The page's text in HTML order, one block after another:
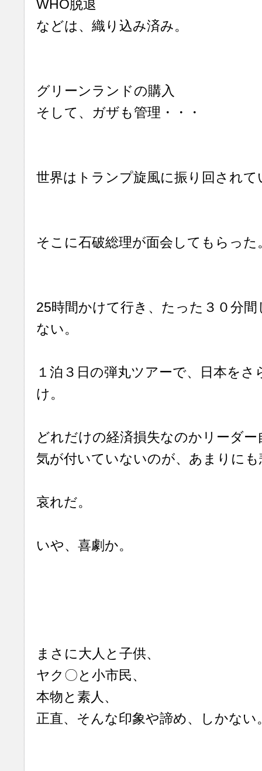
WHO脱退
などは、織り込み済み。
グリーンランドの購入
そして、ガザも管理・・・
世界はトランプ旋風に振り回されて
そこに石破総理が面会してもらった
25時間かけて行き、たった３０分
ない。
１泊３日の弾丸ツアーで、日本を
け。
どれだけの経済損失なのかリーダー
気が付いていないのが、あまりに
哀れだ。
いや、喜劇か。
まさに大人と子供、
ヤク〇と小市民、
本物と素人、
正直、そんな印象や諦め、しかない